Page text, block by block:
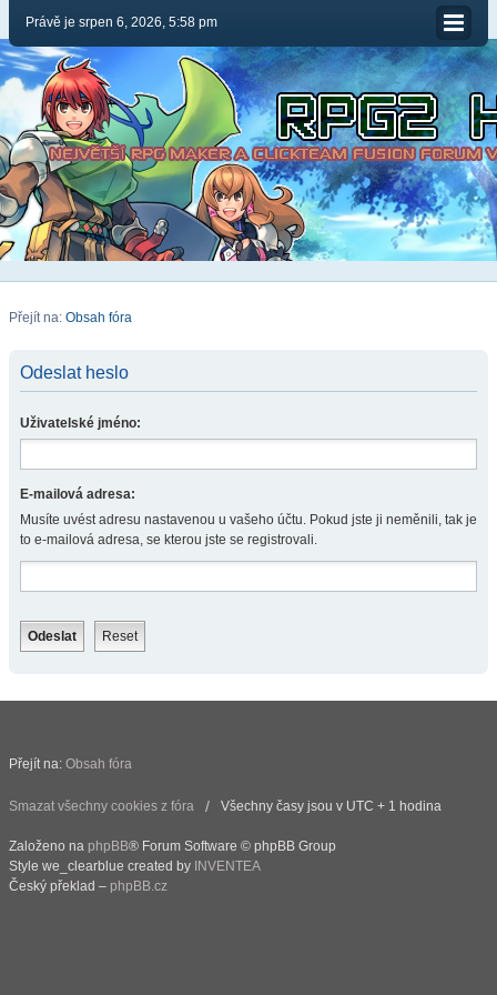
Právě je srpen 6, 2026, 5:58 pm
Přejít na: Obsah fóra
Odeslat heslo
Uživatelské jméno:
E-mailová adresa:
Musíte uvést adresu nastavenou u vašeho účtu. Pokud jste ji neměnili, tak je
to e-mailová adresa, se kterou jste se registrovali.
Přejít na: Obsah fóra
Smazat všechny cookies z fóra Všechny časy jsou v UTC + 1 hodina
Založeno na phpBB® Forum Software © phpBB Group
Style we_clearblue created by INVENTEA
Český překlad – phpBB.cz